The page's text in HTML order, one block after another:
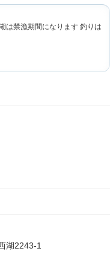
は禁漁期間になります 釣りは
湖2243-1